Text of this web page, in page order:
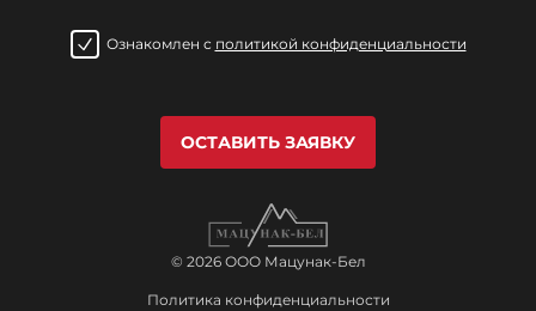
Ознакомлен с политикой конфиденциальности
ОСТАВИТЬ ЗАЯВКУ
© 2026 ООО Мацунак-Бел
Политика конфиденциальности